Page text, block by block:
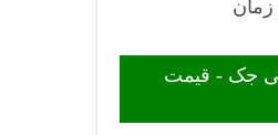
زمان
جک - قیمت